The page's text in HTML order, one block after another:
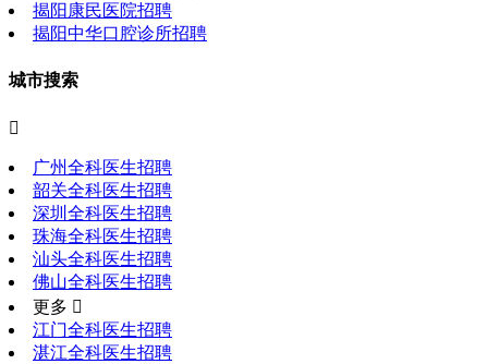
揭阳康民医院招聘
揭阳中华口腔诊所招聘
城市搜索

广州全科医生招聘
韶关全科医生招聘
深圳全科医生招聘
珠海全科医生招聘
汕头全科医生招聘
佛山全科医生招聘
更多 
江门全科医生招聘
湛江全科医生招聘